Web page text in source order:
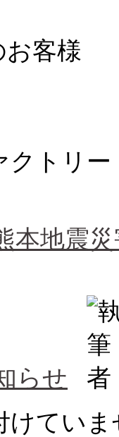
お客様
クトリー
本地震
らせ
けてい